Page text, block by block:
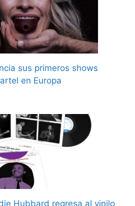
sus primeros shows
en Europa
Hubbard regresa al vinilo